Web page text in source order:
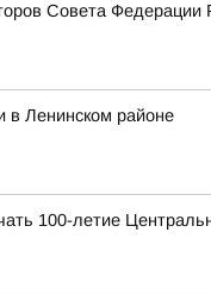
Совета Федерации
в Ленинском районе
100-летие